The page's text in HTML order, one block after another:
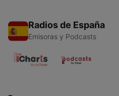
Radios de España
Emisoras y Podcasts